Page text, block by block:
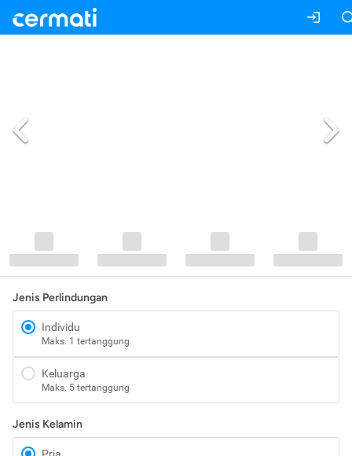
Jenis Perlindungan
Individu
Maks. 1 tertanggung
Keluarga
Maks. 5 tertanggung
Jenis Kelamin
Pria